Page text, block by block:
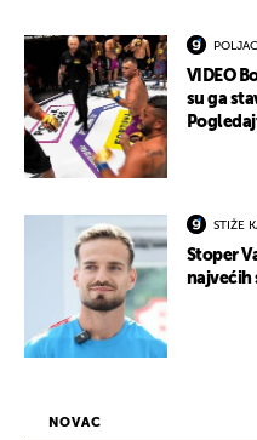
VIDEO
su ga
STIŽE
Stoper
najvećih
NOVAC